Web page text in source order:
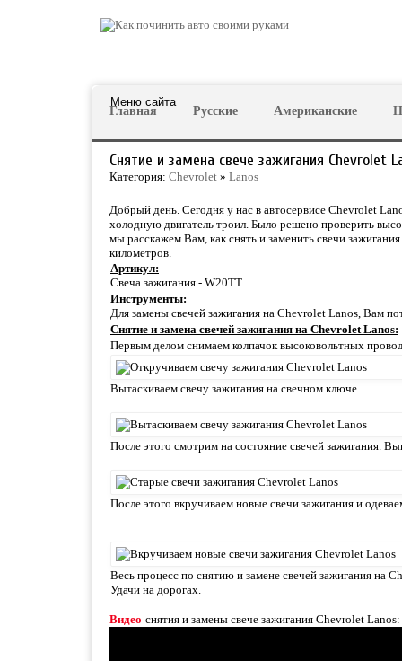
Меню сайта
Главная Русские Американские
Снятие и замена свече зажигания Chevrolet
Категория: Chevrolet » Lanos
Добрый день. Сегодня у нас в автосервисе Chevrolet
холодную двигатель троил. Было решено проверить
мы расскажем Вам, как снять и заменить свечи
километров.
Артикул:
Свеча зажигания - W20TT
Инструменты:
Для замены свечей зажигания на Chevrolet Lanos, Вам
Снятие и замена свечей зажигания на Chevrolet Lanos:
Первым делом снимаем колпачок высоковольтных
Вытаскиваем свечу зажигания на свечном ключе.
После этого смотрим на состояние свечей зажигания.
После этого вкручиваем новые свечи зажигания и
Весь процесс по снятию и замене свечей зажигания на
Удачи на дорогах.
Видео снятия и замены свече зажигания Chevrolet Lanos: